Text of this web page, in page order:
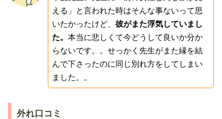
える」と言われた時はそんな事ないって思
いたかったけど、 彼がまた浮気していまし
た。 本当に悲しくて今どうして良いか分か
らないです。。せっかく先生がまた縁を結
んで下さったのに同じ別れ方をしてしまい
ました。。
外れ口コミ